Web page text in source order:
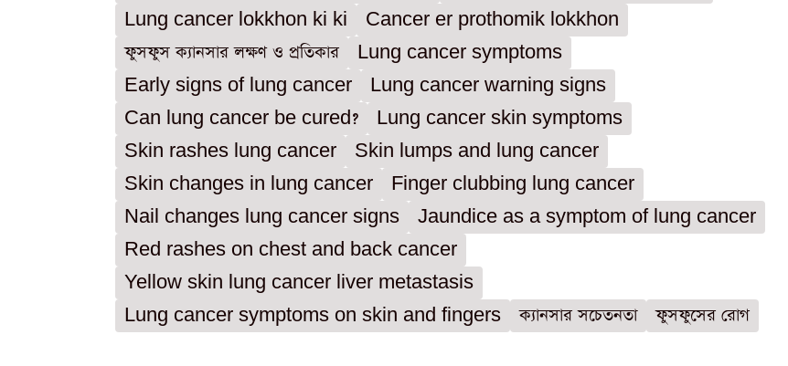
Lung cancer lokkhon ki ki
Cancer er prothomik lokkhon
ফুসফুস ক্যানসার লক্ষণ ও প্রতিকার
Lung cancer symptoms
Early signs of lung cancer
Lung cancer warning signs
Can lung cancer be cured?
Lung cancer skin symptoms
Skin rashes lung cancer
Skin lumps and lung cancer
Skin changes in lung cancer
Finger clubbing lung cancer
Nail changes lung cancer signs
Jaundice as a symptom of lung cancer
Red rashes on chest and back cancer
Yellow skin lung cancer liver metastasis
Lung cancer symptoms on skin and fingers
ক্যানসার সচেতনতা ফুসফুসের রোগ